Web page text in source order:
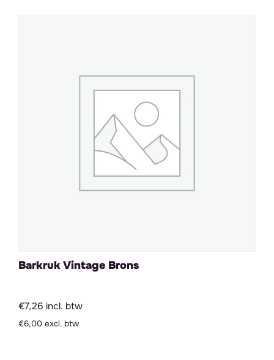
Barkruk Vintage Brons
€7,26 incl. btw
€6,00 excl. btw